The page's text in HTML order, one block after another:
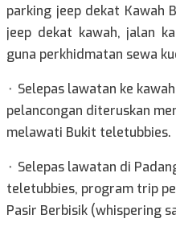
parking jeep dekat Kawah
jeep dekat kawah, jalan
guna perkhidmatan sewa
⬞ Selepas lawatan ke
pelancongan diteruskan
melawati Bukit teletubbies.
⬞ Selepas lawatan di
teletubbies, program trip
Pasir Berbisik (whispering